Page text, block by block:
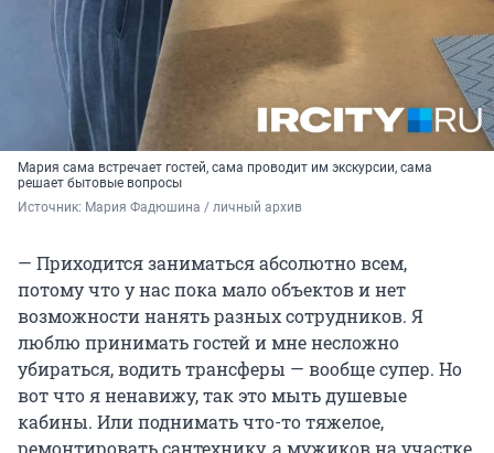
Мария сама встречает гостей, сама проводит им экскурсии, сама
решает бытовые вопросы
Источник: Мария Фадюшина / личный архив
— Приходится заниматься абсолютно всем,
потому что у нас пока мало объектов и нет
возможности нанять разных сотрудников. Я
люблю принимать гостей и мне несложно
убираться, водить трансферы — вообще супер. Но
вот что я ненавижу, так это мыть душевые
кабины. Или поднимать что-то тяжелое,
ремонтировать сантехнику, а мужиков на участке